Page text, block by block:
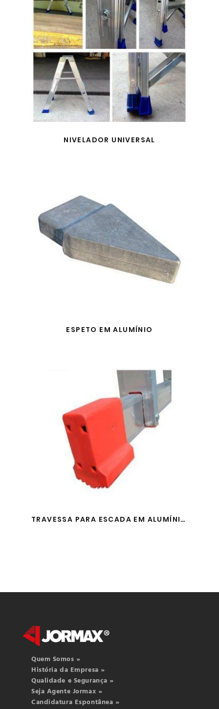
NIVELADOR UNIVERSAL
ESPETO EM ALUMÍNIO
TRAVESSA PARA ESCADA EM ALUMÍNIO + 2 PARAFUSOS
Quem Somos »
História da Empresa »
Qualidade e Segurança »
Seja Agente Jormax »
Candidatura Espontânea »